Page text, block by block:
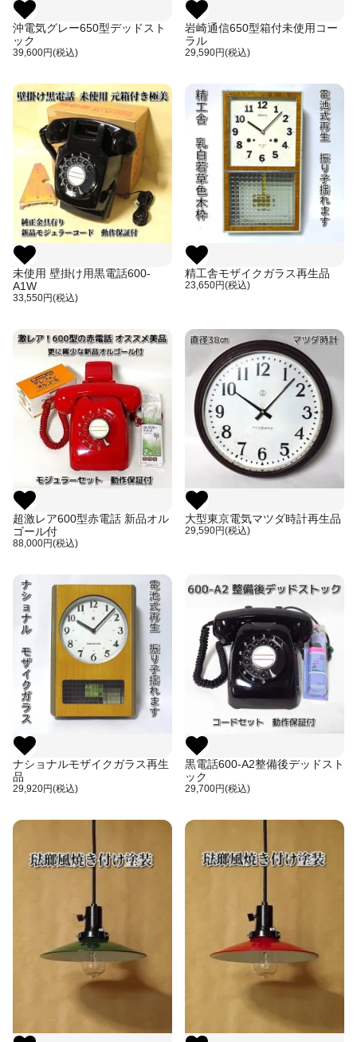
沖電気グレー650型デッドスト
ック
39,600円(税込)
岩崎通信650型箱付未使用コー
ラル
29,590円(税込)
未使用 壁掛け用黒電話600-
A1W
33,550円(税込)
精工舎モザイクガラス再生品
23,650円(税込)
超激レア600型赤電話 新品オル
ゴール付
88,000円(税込)
大型東京電気マツダ時計再生品
29,590円(税込)
ナショナルモザイクガラス再生
品
29,920円(税込)
黒電話600-A2整備後デッドスト
ック
29,700円(税込)